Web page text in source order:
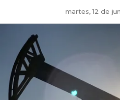
martes, 12 de